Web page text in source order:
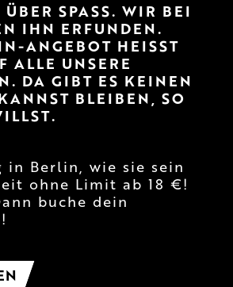
SPASS. WIR BEI L
IHN ERFUNDEN. U
HEISST ZU
UNSERE AK
GIBT ES KEINEN HA
BLEIBEN, SO LA
in Berlin, wie sie sein
ohne Limit ab 18 €!
buche dein